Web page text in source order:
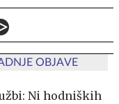
OBJAVE
Ni hodniških